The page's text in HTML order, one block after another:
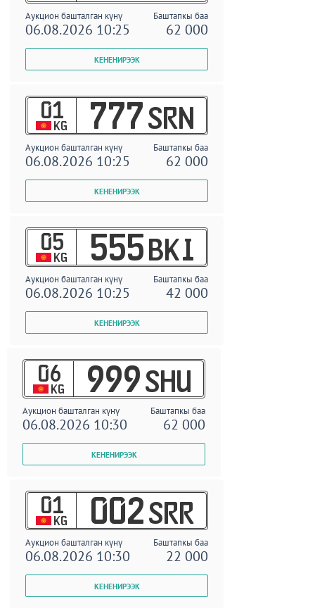
Аукцион башталган күнү Баштапкы баа
06.08.2026 10:25 62 000
01
KG 777 SRN
Аукцион башталган күнү Баштапкы баа
06.08.2026 10:25 62 000
05
KG 555 BKI
Аукцион башталган күнү Баштапкы баа
06.08.2026 10:25 42 000
06
KG 999 SHU
Аукцион башталган күнү Баштапкы баа
06.08.2026 10:30 62 000
01
KG 002 SRR
Аукцион башталган күнү Баштапкы баа
06.08.2026 10:30 22 000